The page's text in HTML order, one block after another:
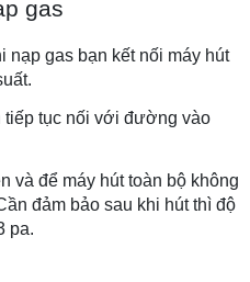
gas
nạp gas bạn kết nối máy hút
tiếp tục nối với đường vào
và để máy hút toàn bộ không
đảm bảo sau khi hút thì độ
pa.